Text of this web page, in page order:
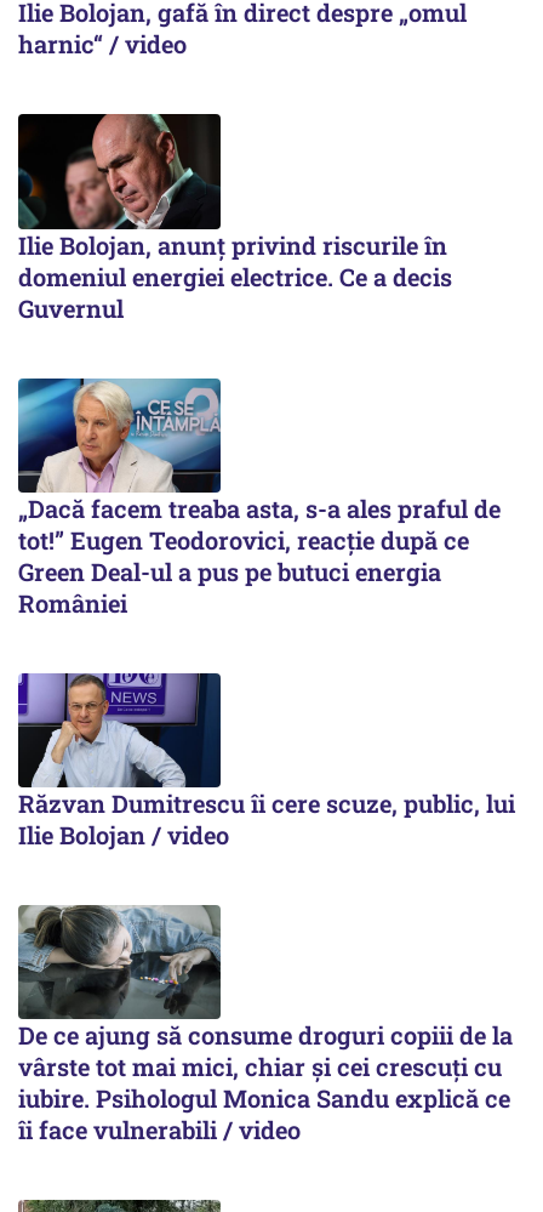
Ilie Bolojan, gafă în direct despre „omul
harnic“ / video
Ilie Bolojan, anunț privind riscurile în
domeniul energiei electrice. Ce a decis
Guvernul
„Dacă facem treaba asta, s-a ales praful de
tot!” Eugen Teodorovici, reacție după ce
Green Deal-ul a pus pe butuci energia
României
Răzvan Dumitrescu îi cere scuze, public, lui
Ilie Bolojan / video
De ce ajung să consume droguri copiii de la
vârste tot mai mici, chiar și cei crescuți cu
iubire. Psihologul Monica Sandu explică ce
îi face vulnerabili / video